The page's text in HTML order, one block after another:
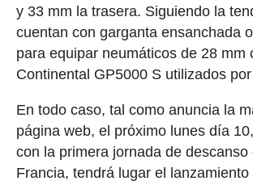
y 33 mm la trasera. Siguiendo la
cuentan con garganta ensanchada
para equipar neumáticos de 28 mm
Continental GP5000 S utilizados
En todo caso, tal como anuncia la
página web, el próximo lunes día
con la primera jornada de descanso
Francia, tendrá lugar el